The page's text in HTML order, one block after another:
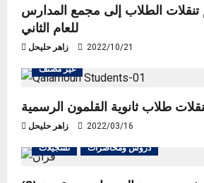
الطلاب إلى مجمع المدارس
للعام الثاني
زاهر حليحل 2022/10/21
غير مصنف
طلاب ثانوية القلمون الرسمية
زاهر حليحل 2022/03/16
تسجيلات دروس ومحاضرات